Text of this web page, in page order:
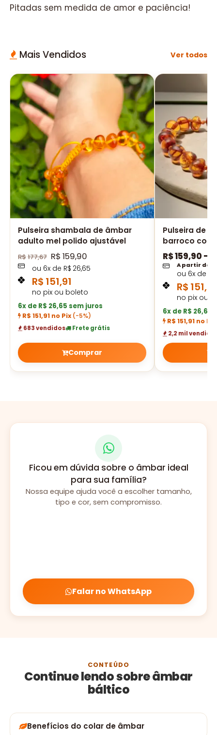
Pitadas sem medida de amor e paciência!
Mais Vendidos Ver todos
Pulseira shambala de âmbar
adulto mel polido ajustável
R$177,67 R$ 159,90
ou 6x de R$ 26,65
R$ 151,91
no pix ou boleto
6x de R$ 26,65 sem juros
R$ 151,91 no Pix (-5%)
683 vendidos Frete grátis
Comprar
Pulseira de
barroco
R$159,90 –
A partir de
ou 6x de
R$ 151,91
no pix ou
6x de R$ 26,65
R$ 151,91 no Pix
2,2 mil
Ficou em dúvida sobre o âmbar ideal
para sua família?
Nossa equipe ajuda você a escolher tamanho,
tipo e cor, sem compromisso.
Falar no WhatsApp
CONTEÚDO
Continue lendo sobre âmbar
báltico
Benefícios do colar de âmbar